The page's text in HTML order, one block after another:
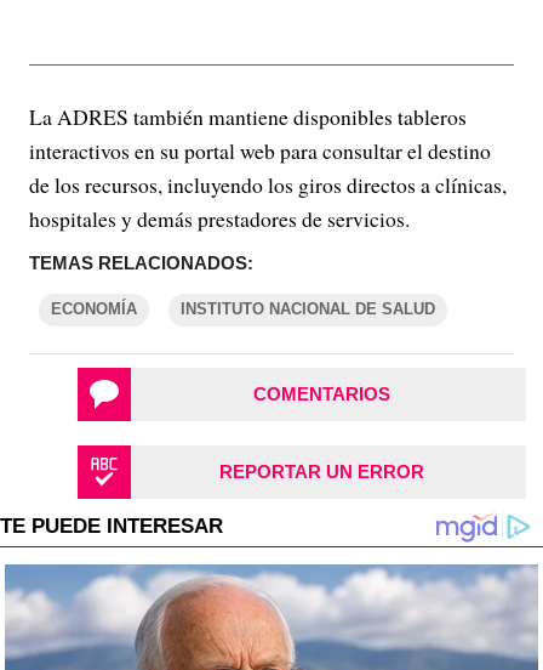
La ADRES también mantiene disponibles tableros
interactivos en su portal web para consultar el destino
de los recursos, incluyendo los giros directos a clínicas,
hospitales y demás prestadores de servicios.
TEMAS RELACIONADOS:
ECONOMÍA INSTITUTO NACIONAL DE SALUD
COMENTARIOS
REPORTAR UN ERROR